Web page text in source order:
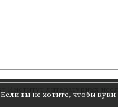
Если вы не хотите, чтобы
Институт литературных